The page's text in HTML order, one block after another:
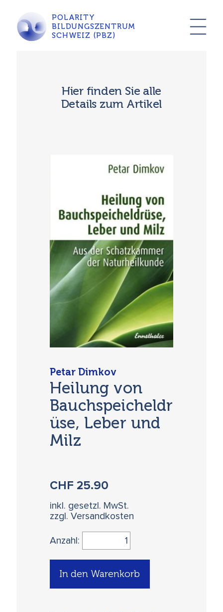
POLARITY
BILDUNGSZENTRUM
SCHWEIZ (PBZ)
Hier finden Sie alle
Details zum Artikel
Petar Dimkov
Heilung von
Bauchspeicheldr
üse, Leber und
Milz
CHF25.90
inkl. gesetzl. MwSt.
zzgl. Versandkosten
Anzahl:
In den Warenkorb